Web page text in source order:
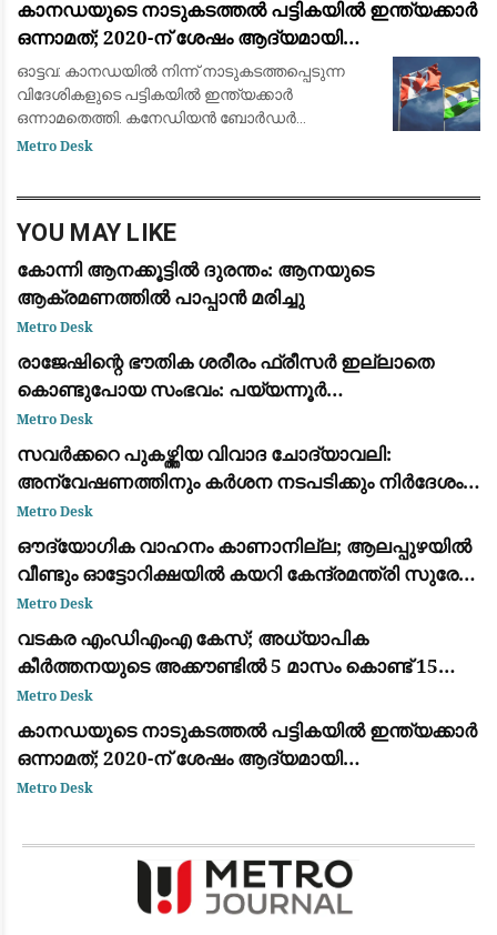
ബാങ്ക് രേഖകൾ നിരത്തിയ
കാനഡയുടെ നാടുകടത്തൽ പട്ടികയിൽ ഇന്ത്യക്കാർ
ഒന്നാമത്; 2020-ന് ശേഷം ആദ്യമായി
മെക്സിക്കോയെ മറികടന്നു
ഓട്ടവ: കാനഡയിൽ നിന്ന് നാടുകടത്തപ്പെടുന്ന
വിദേശികളുടെ പട്ടികയിൽ ഇന്ത്യക്കാർ
ഒന്നാമതെത്തി. കനേഡിയൻ ബോർഡർ
സർവീസസ് ഏജൻസി (CBSA) പുറത്തുവിട്ട പുതിയ
Metro Desk
YOU MAY LIKE
കോന്നി ആനക്കൂട്ടിൽ ദുരന്തം: ആനയുടെ
ആക്രമണത്തിൽ പാപ്പാൻ മരിച്ചു
Metro Desk
രാജേഷിന്റെ ഭൗതിക ശരീരം ഫ്രീസർ ഇല്ലാതെ
കൊണ്ടുപോയ സംഭവം: പയ്യന്നൂർ
തഹസിൽദാറിനെ സസ്പെൻഡ് ചെയ്യാൻ
നിർദ്ദേശം
Metro Desk
സവർക്കറെ പുകഴ്ത്തിയ വിവാദ ചോദ്യാവലി:
അന്വേഷണത്തിനും കർശന നടപടിക്കും നിർദേശം
നൽകി വിദ്യാഭ്യാസ മന്ത്രി എൻ. ഷംസുദ്ദീൻ
Metro Desk
ഔദ്യോഗിക വാഹനം കാണാനില്ല; ആലപ്പുഴയിൽ
വീണ്ടും ഓട്ടോറിക്ഷയിൽ കയറി കേന്ദ്രമന്ത്രി സുരേഷ്
ഗോപി
Metro Desk
വടകര എംഡിഎംഎ കേസ്; അധ്യാപിക
കീർത്തനയുടെ അക്കൗണ്ടിൽ 5 മാസം കൊണ്ട് 15
ലക്ഷം രൂപയുടെ ഇടപാട്
Metro Desk
കാനഡയുടെ നാടുകടത്തൽ പട്ടികയിൽ ഇന്ത്യക്കാർ
ഒന്നാമത്; 2020-ന് ശേഷം ആദ്യമായി
മെക്സിക്കോയെ മറികടന്നു
Metro Desk